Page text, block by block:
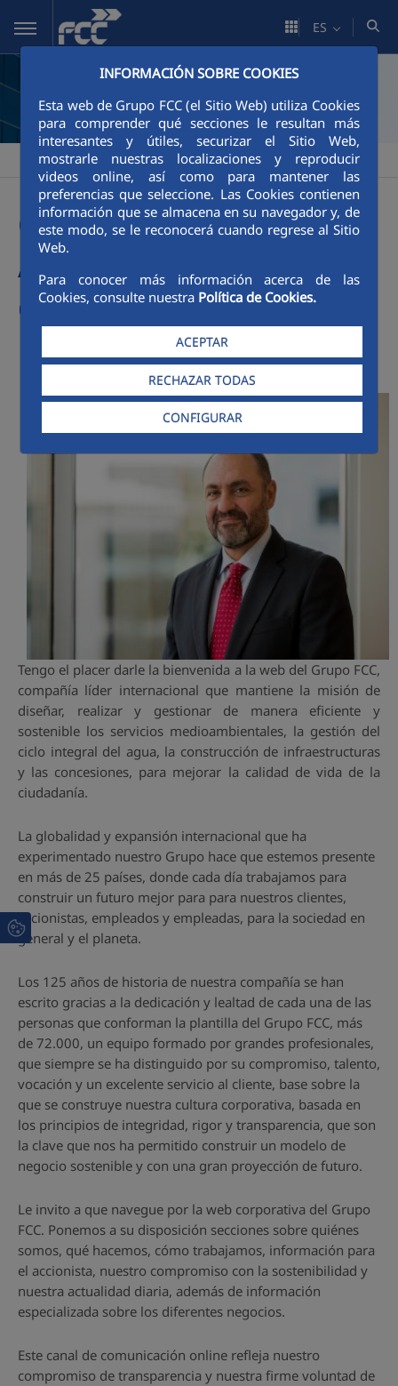
Saltar al contenido principal
INFORMACIÓN SOBRE COOKIES
Esta web de Grupo FCC (el Sitio Web) utiliza Cookies
para comprender qué secciones le resultan más
interesantes y útiles, securizar el Sitio Web,
mostrarle nuestras localizaciones y reproducir
videos online, así como para mantener las
preferencias que seleccione. Las Cookies contienen
información que se almacena en su navegador y, de
este modo, se le reconocerá cuando regrese al Sitio
Web.
Para conocer más información acerca de las
Cookies, consulte nuestra Política de Cookies.
ACEPTAR
RECHAZAR TODAS
CONFIGURAR
ES
FCC >Área Corporativa >Carta del consejero delegado
Carta de Pablo Colio
Abril, consejero
delegado del Grupo FCC
Tengo el placer darle la bienvenida a la web del Grupo FCC,
compañía líder internacional que mantiene la misión de
diseñar, realizar y gestionar de manera eficiente y
sostenible los servicios medioambientales, la gestión del
ciclo integral del agua, la construcción de infraestructuras
y las concesiones, para mejorar la calidad de vida de la
ciudadanía.
La globalidad y expansión internacional que ha
experimentado nuestro Grupo hace que estemos presente
en más de 25 países, donde cada día trabajamos para
construir un futuro mejor para para nuestros clientes,
accionistas, empleados y empleadas, para la sociedad en
general y el planeta.
Los 125 años de historia de nuestra compañía se han
escrito gracias a la dedicación y lealtad de cada una de las
personas que conforman la plantilla del Grupo FCC, más
de 72.000, un equipo formado por grandes profesionales,
que siempre se ha distinguido por su compromiso, talento,
vocación y un excelente servicio al cliente, base sobre la
que se construye nuestra cultura corporativa, basada en
los principios de integridad, rigor y transparencia, que son
la clave que nos ha permitido construir un modelo de
negocio sostenible y con una gran proyección de futuro.
Le invito a que navegue por la web corporativa del Grupo
FCC. Ponemos a su disposición secciones sobre quiénes
somos, qué hacemos, cómo trabajamos, información para
el accionista, nuestro compromiso con la sostenibilidad y
nuestra actualidad diaria, además de información
especializada sobre los diferentes negocios.
Este canal de comunicación online refleja nuestro
compromiso de transparencia y nuestra firme voluntad de